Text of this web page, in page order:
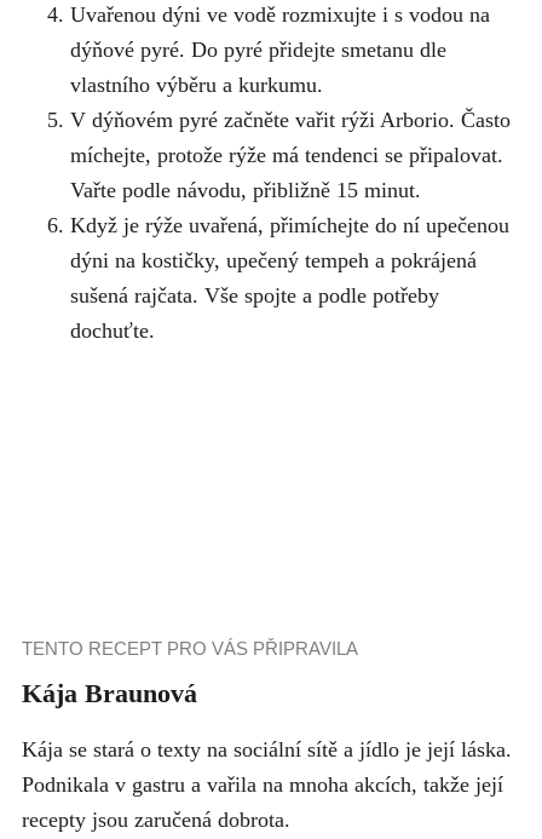
Uvařenou dýni ve vodě rozmixujte i s vodou na
dýňové pyré. Do pyré přidejte smetanu dle
vlastního výběru a kurkumu.
V dýňovém pyré začněte vařit rýži Arborio. Často
míchejte, protože rýže má tendenci se připalovat.
Vařte podle návodu, přibližně 15 minut.
Když je rýže uvařená, přimíchejte do ní upečenou
dýni na kostičky, upečený tempeh a pokrájená
sušená rajčata. Vše spojte a podle potřeby
dochuťte.
TENTO RECEPT PRO VÁS PŘIPRAVILA
Kája Braunová
Kája se stará o texty na sociální sítě a jídlo je její láska.
Podnikala v gastru a vařila na mnoha akcích, takže její
recepty jsou zaručená dobrota.